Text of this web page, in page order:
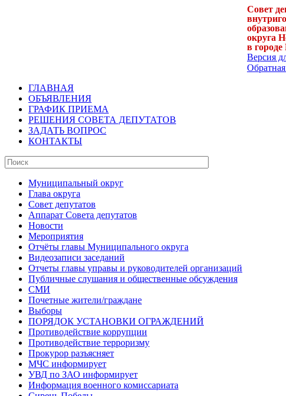
Совет
округа
в
Версия
Обратная
ГЛАВНАЯ
ОБЪЯВЛЕНИЯ
ГРАФИК ПРИЕМА
РЕШЕНИЯ СОВЕТА ДЕПУТАТОВ
ЗАДАТЬ ВОПРОС
КОНТАКТЫ
Муниципальный округ
Глава округа
Совет депутатов
Аппарат Совета депутатов
Новости
Мероприятия
Отчёты главы Муниципального округа
Видеозаписи заседаний
Отчеты главы управы и руководителей организаций
Публичные слушания и общественные обсуждения
СМИ
Почетные жители/граждане
Выборы
ПОРЯДОК УСТАНОВКИ ОГРАЖДЕНИЙ
Противодействие коррупции
Противодействие терроризму
Прокурор разъясняет
МЧС информирует
УВД по ЗАО информирует
Информация военного комиссариата